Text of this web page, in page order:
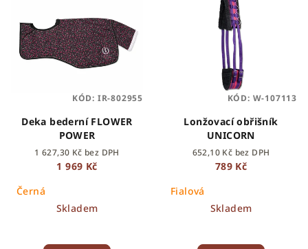
Deka bederní FLOWER
POWER
1 627,30 Kč bez DPH
1 969 Kč
Černá
Skladem
KÓD: IR-802955
Lonžovací obřišník
UNICORN
652,10 Kč bez DPH
789 Kč
Fialová
Skladem
KÓD: W-107113